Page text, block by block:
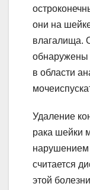
они на
влагалища.
обнаружены
в области
Удаление
рака шейки
нарушением
считается
этой